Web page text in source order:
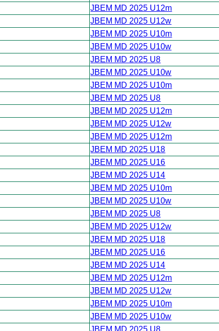
JBEM MD 2025 U12m
JBEM MD 2025 U12w
JBEM MD 2025 U10m
JBEM MD 2025 U10w
JBEM MD 2025 U8
JBEM MD 2025 U10w
JBEM MD 2025 U10m
JBEM MD 2025 U8
JBEM MD 2025 U12m
JBEM MD 2025 U12w
JBEM MD 2025 U12m
JBEM MD 2025 U18
JBEM MD 2025 U16
JBEM MD 2025 U14
JBEM MD 2025 U10m
JBEM MD 2025 U10w
JBEM MD 2025 U8
JBEM MD 2025 U12w
JBEM MD 2025 U18
JBEM MD 2025 U16
JBEM MD 2025 U14
JBEM MD 2025 U12m
JBEM MD 2025 U12w
JBEM MD 2025 U10m
JBEM MD 2025 U10w
JBEM MD 2025 U8